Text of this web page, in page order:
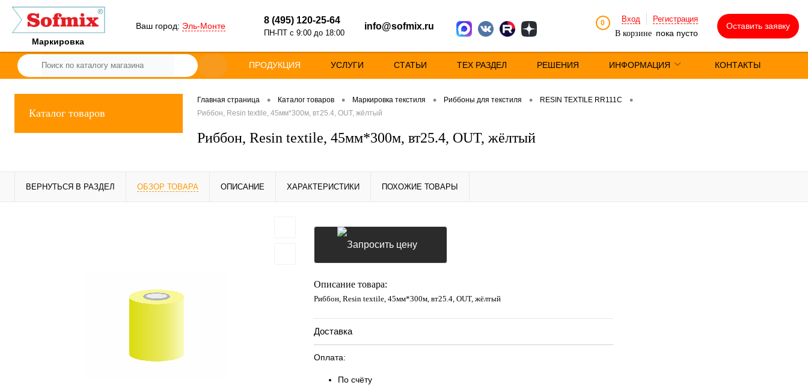
Маркировка
Ваш город: Эль-Монте
8 (495) 120-25-64
ПН-ПТ с 9:00 до 18:00
info@sofmix.ru 0 Вход
Регистрация
В корзине пока пусто
Оставить заявку
ПРОДУКЦИЯ УСЛУГИ СТАТЬИ ТЕХ РАЗДЕЛ РЕШЕНИЯ ИНФОРМАЦИЯ КОНТАКТЫ
Каталог товаров
Главная страница • Каталог товаров • Маркировка текстиля • Риббоны для текстиля • RESIN TEXTILE RR111C •
Риббон, Resin textile, 45мм*300м, вт25.4, OUT, жёлтый
Риббон, Resin textile, 45мм*300м, вт25.4, OUT, жёлтый
ВЕРНУТЬСЯ В РАЗДЕЛ ОБЗОР ТОВАРА ОПИСАНИЕ ХАРАКТЕРИСТИКИ ПОХОЖИЕ ТОВАРЫ
Запросить цену
Описание товара:
Риббон, Resin textile, 45мм*300м, вт25.4, OUT, жёлтый
Доставка
Оплата:
По счёту